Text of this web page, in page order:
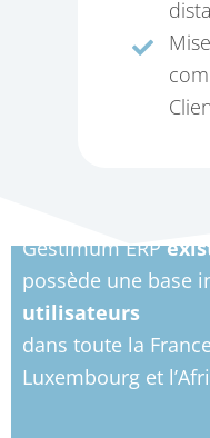
Gestimum ERP
possède une base
utilisateurs
dans toute la
Luxembourg et